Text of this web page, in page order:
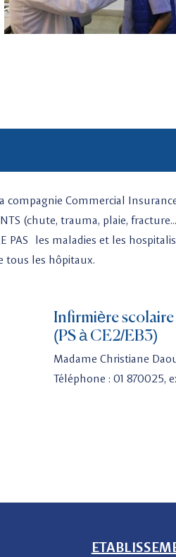
la compagnie Commercial
(chute, trauma, plaie,
PAS les maladies et les
tous les hôpitaux.
Infirmière scolaire
(PS à CE2/EB3)
Madame Christiane
Téléphone : 01 870025,